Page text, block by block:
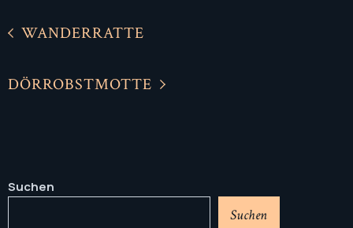
WANDERRATTE
DÖRROBSTMOTTE
Suchen
Suchen